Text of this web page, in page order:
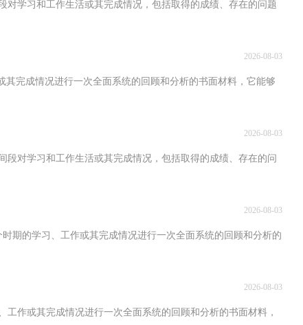
和工作生活或其完成情况，包括取得的成绩、存在的问题
完成情况进行一次全面系统的回顾和分析的书面材料，它能够
2026-08-03
习和工作生活或其完成情况，包括取得的成绩、存在的问
2026-08-03
习、工作或其完成情况进行一次全面系统的回顾和分析的
2026-08-03
完成情况进行一次全面系统的回顾和分析的书面材料，
2026-08-03